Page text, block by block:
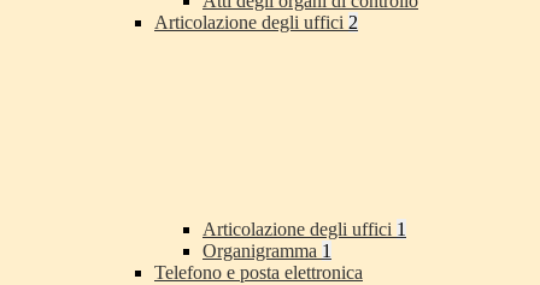
Articolazione degli uffici 2
Articolazione degli uffici 1
Organigramma 1
Telefono e posta elettronica